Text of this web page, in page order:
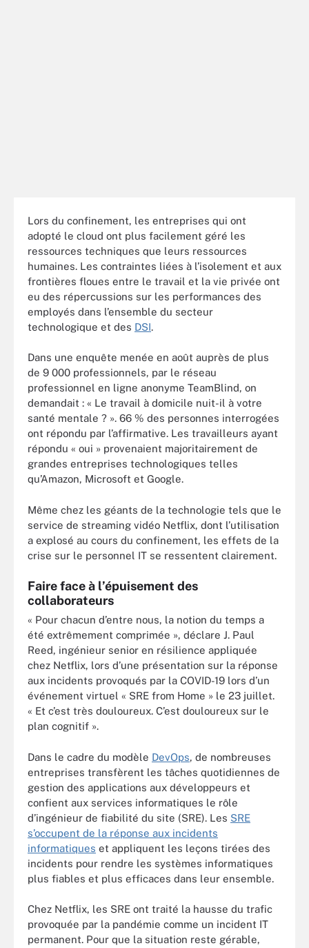
Lors du confinement, les entreprises qui ont
adopté le cloud ont plus facilement géré les
ressources techniques que leurs ressources
humaines. Les contraintes liées à l’isolement et aux
frontières floues entre le travail et la vie privée ont
eu des répercussions sur les performances des
employés dans l’ensemble du secteur
technologique et des DSI.
Dans une enquête menée en août auprès de plus
de 9 000 professionnels, par le réseau
professionnel en ligne anonyme TeamBlind, on
demandait : « Le travail à domicile nuit-il à votre
santé mentale ? ». 66 % des personnes interrogées
ont répondu par l’affirmative. Les travailleurs ayant
répondu « oui » provenaient majoritairement de
grandes entreprises technologiques telles
qu’Amazon, Microsoft et Google.
Même chez les géants de la technologie tels que le
service de streaming vidéo Netflix, dont l’utilisation
a explosé au cours du confinement, les effets de la
crise sur le personnel IT se ressentent clairement.
Faire face à l’épuisement des
collaborateurs
« Pour chacun d’entre nous, la notion du temps a
été extrêmement comprimée », déclare J. Paul
Reed, ingénieur senior en résilience appliquée
chez Netflix, lors d’une présentation sur la réponse
aux incidents provoqués par la COVID-19 lors d’un
événement virtuel « SRE from Home » le 23 juillet.
« Et c’est très douloureux. C’est douloureux sur le
plan cognitif ».
Dans le cadre du modèle DevOps, de nombreuses
entreprises transfèrent les tâches quotidiennes de
gestion des applications aux développeurs et
confient aux services informatiques le rôle
d’ingénieur de fiabilité du site (SRE). Les SRE
s’occupent de la réponse aux incidents
informatiques et appliquent les leçons tirées des
incidents pour rendre les systèmes informatiques
plus fiables et plus efficaces dans leur ensemble.
Chez Netflix, les SRE ont traité la hausse du trafic
provoquée par la pandémie comme un incident IT
permanent. Pour que la situation reste gérable,